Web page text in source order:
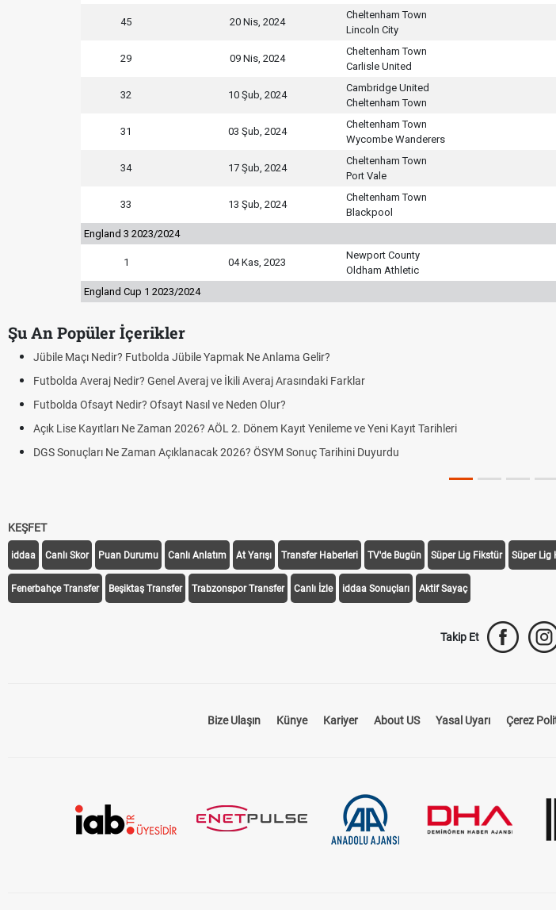
45 20 Nis, 2024
Cheltenham Town
Lincoln City
29 09 Nis, 2024
Cheltenham Town
Carlisle United
32 10 Şub, 2024
Cambridge United
Cheltenham Town
31 03 Şub, 2024
Cheltenham Town
Wycombe Wanderers
34 17 Şub, 2024
Cheltenham Town
Port Vale
33 13 Şub, 2024
Cheltenham Town
Blackpool
England 3 2023/2024
1 04 Kas, 2023
Newport County
Oldham Athletic
England Cup 1 2023/2024
Şu An Popüler İçerikler
Jübile Maçı Nedir? Futbolda Jübile Yapmak Ne Anlama Gelir?
Futbolda Averaj Nedir? Genel Averaj ve İkili Averaj Arasındaki Farklar
Futbolda Ofsayt Nedir? Ofsayt Nasıl ve Neden Olur?
Açık Lise Kayıtları Ne Zaman 2026? AÖL 2. Dönem Kayıt Yenileme ve Yeni Kayıt Tarihleri
DGS Sonuçları Ne Zaman Açıklanacak 2026? ÖSYM Sonuç Tarihini Duyurdu
KEŞFET
iddaa Canlı Skor Puan Durumu Canlı Anlatım At Yarışı Transfer Haberleri TV'de Bugün Süper Lig Fikstür Süper Lig
Fenerbahçe Transfer Beşiktaş Transfer Trabzonspor Transfer Canlı İzle iddaa Sonuçları Aktif Sayaç
Takip Et
Bize Ulaşın Künye Kariyer About US Yasal Uyarı Çerez